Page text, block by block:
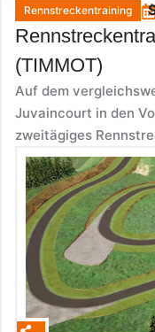
Rennstreckentraining
(TIMMOT)
Auf dem
Juvaincourt in den
zweitägiges